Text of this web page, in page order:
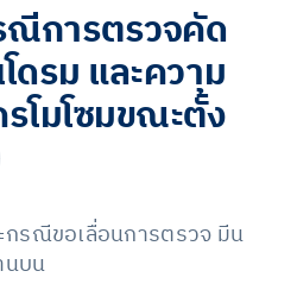
ณีการตรวจคัด
ดรม และความ
โมโซมขณะตั้ง
รณีขอเลื่อนการตรวจ มีน
นบน